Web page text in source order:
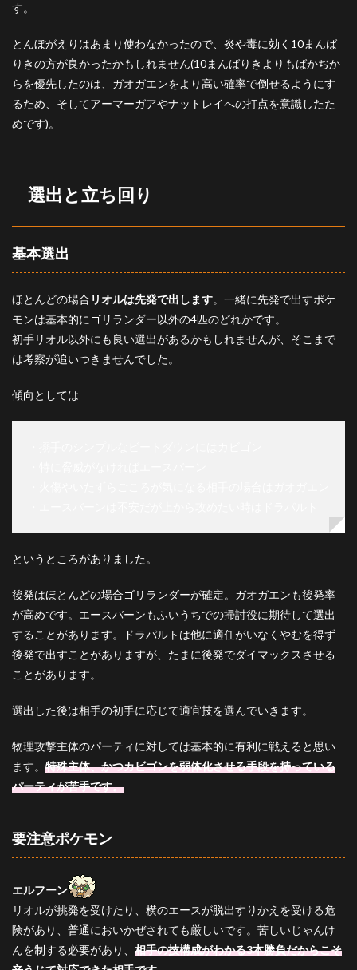
す。
とんぼがえりはあまり使わなかったので、炎や毒に効く10まんば
りきの方が良かったかもしれません(10まんばりきよりもばかぢか
らを優先したのは、ガオガエンをより高い確率で倒せるようにす
るため、そしてアーマーガアやナットレイへの打点を意識したた
めです)。
選出と立ち回り
基本選出
ほとんどの場合 リオルは先発で出します。一緒に先発で出すポケ
モンは基本的にゴリランダー以外の4匹のどれかです。
初手リオル以外にも良い選出があるかもしれませんが、そこまで
は考察が追いつきませんでした。
傾向としては
というところがありました。
後発はほとんどの場合ゴリランダーが確定。ガオガエンも後発率
が高めです。エースバーンもふいうちでの掃討役に期待して選出
することがあります。ドラパルトは他に適任がいなくやむを得ず
後発で出すことがありますが、たまに後発でダイマックスさせる
ことがあります。
選出した後は相手の初手に応じて適宜技を選んでいきます。
物理攻撃主体のパーティに対しては基本的に有利に戦えると思い
ます。 特殊主体、かつカビゴンを弱体化させる手段を持っている
パーティが苦手です。
要注意ポケモン
エルフーン
リオルが挑発を受けたり、横のエースが脱出すりかえを受ける危
険があり、普通においかぜされても厳しいです。苦しいじゃんけ
んを制する必要があり、 相手の技構成がわかる3本勝負だからこそ